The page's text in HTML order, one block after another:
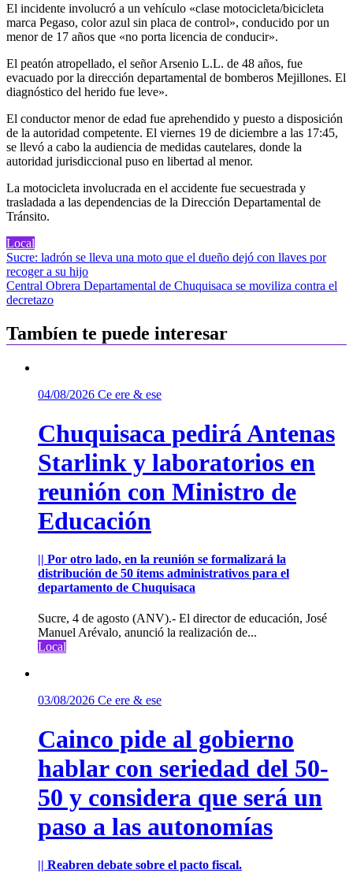
El incidente involucró a un vehículo «clase motocicleta/bicicleta
marca Pegaso, color azul sin placa de control», conducido por un
menor de 17 años que «no porta licencia de conducir».
El peatón atropellado, el señor Arsenio L.L. de 48 años, fue
evacuado por la dirección departamental de bomberos Mejillones. El
diagnóstico del herido fue leve».
El conductor menor de edad fue aprehendido y puesto a disposición
de la autoridad competente. El viernes 19 de diciembre a las 17:45,
se llevó a cabo la audiencia de medidas cautelares, donde la
autoridad jurisdiccional puso en libertad al menor.
La motocicleta involucrada en el accidente fue secuestrada y
trasladada a las dependencias de la Dirección Departamental de
Tránsito.
Local
Navegación
de
entradas
Sucre: ladrón se lleva una moto que el dueño dejó con llaves por
recoger a su hijo
Central Obrera Departamental de Chuquisaca se moviliza contra el
decretazo
Tambíen te puede interesar
04/08/2026 Ce ere & ese
Chuquisaca pedirá Antenas
Starlink y laboratorios en
reunión con Ministro de
Educación
|| Por otro lado, en la reunión se formalizará la
distribución de 50 ítems administrativos para el
departamento de Chuquisaca
Sucre, 4 de agosto (ANV).- El director de educación, José
Manuel Arévalo, anunció la realización de...
Local
03/08/2026 Ce ere & ese
Cainco pide al gobierno
hablar con seriedad del 50-
50 y considera que será un
paso a las autonomías
|| Reabren debate sobre el pacto fiscal.